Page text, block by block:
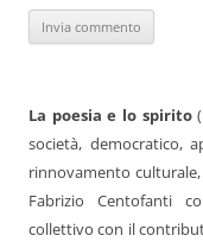
La poesia e lo spirito
società, democratico,
rinnovamento
Fabrizio Centofanti
collettivo con il